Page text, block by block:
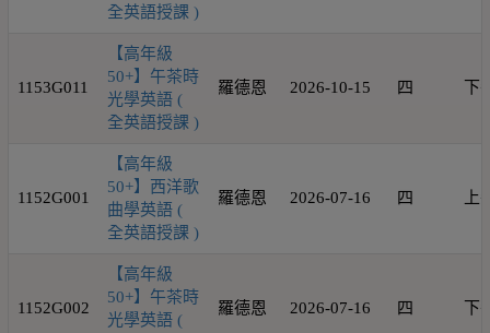
全英語授課 )
1153G011
【高年級
50+】午茶時
光學英語 (
全英語授課 )
羅德恩 2026-10-15 四 下
1152G001
【高年級
50+】西洋歌
曲學英語 (
全英語授課 )
羅德恩 2026-07-16 四 上
1152G002
【高年級
50+】午茶時
光學英語 (
羅德恩 2026-07-16 四 下